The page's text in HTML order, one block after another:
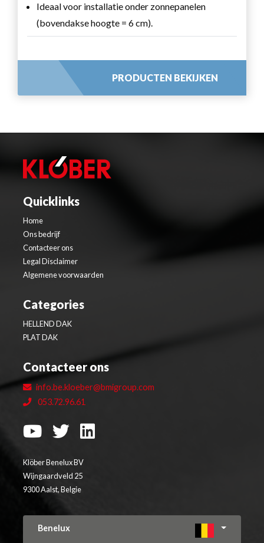
Ideaal voor installatie onder zonnepanelen
(bovendakse hoogte = 6 cm).
PRODUCTEN BEKIJKEN
Quicklinks
Home
Ons bedrijf
Contacteer ons
Legal Disclaimer
Algemene voorwaarden
Categories
HELLEND DAK
PLAT DAK
Contacteer ons
info.be.kloeber@bmigroup.com
053.72.96.61
Klöber Benelux BV
Wijngaardveld 25
9300 Aalst, Belgie
Benelux